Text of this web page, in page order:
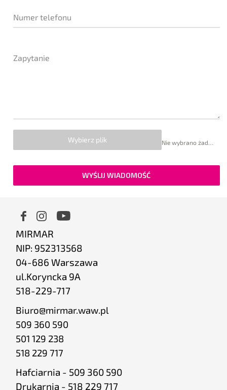
Numer telefonu
Zapytanie
Wybierz plik Nie wybrano żadnego pliku
WYŚLIJ WIADOMOŚĆ
MIRMAR
NIP: 952313568
04-686 Warszawa
ul.Koryncka 9A
518-229-717
Biuro@mirmar.waw.pl
509 360 590
501 129 238
518 229 717
Hafciarnia - 509 360 590
Drukarnia - 518 229 717